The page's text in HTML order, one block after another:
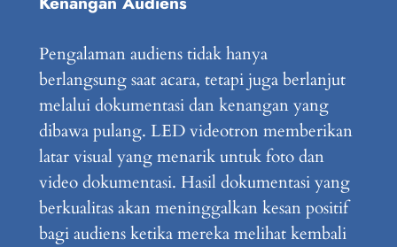
Pengalaman audiens tidak hanya
berlangsung saat acara, tetapi juga berlanjut
melalui dokumentasi dan kenangan yang
dibawa pulang. LED videotron memberikan
latar visual yang menarik untuk foto dan
video dokumentasi. Hasil dokumentasi yang
berkualitas akan meninggalkan kesan positif
bagi audiens ketika mereka melihat kembali